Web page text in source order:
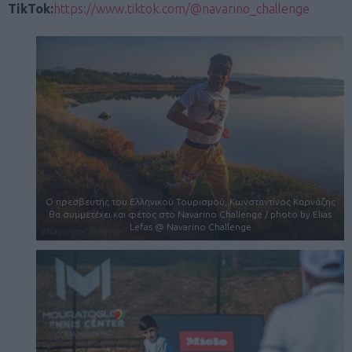
TikTok: https://www.tiktok.com/@navarino_challenge
Ο πρεσβευτής του Ελληνικού Τουρισμού, Κωνσταντίνος Καρνάζης
θα συμμετέχει και φέτος στο Navarino Challenge / photo by Elias
Lefas @ Navarino Challenge